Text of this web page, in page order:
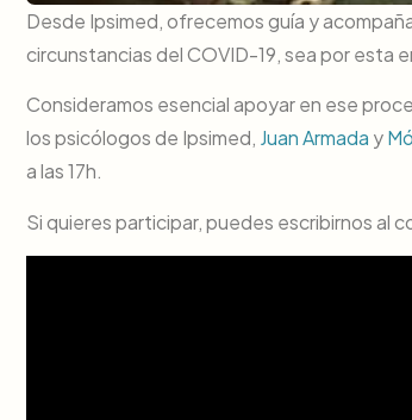
Desde Ipsimed, ofrecemos guía y
circunstancias del COVID-19, sea por esta
Consideramos esencial apoyar en ese
los psicólogos de Ipsimed, Juan Armada y
a las 17h.
Si quieres participar, puedes escribirnos al